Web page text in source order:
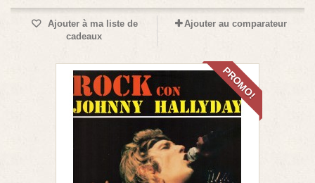
Ajouter à ma liste de
cadeaux
Ajouter au comparateur
PROMO!